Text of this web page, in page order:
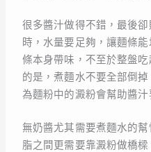
很多醬汁做得不錯，最後
時，水量要足夠，讓麵條
條本身帶味，不至於整盤
的是，煮麵水不要全部倒
為麵粉中的澱粉會幫助醬汁
無奶醬尤其需要煮麵水的
脂之間更需要靠澱粉做橋